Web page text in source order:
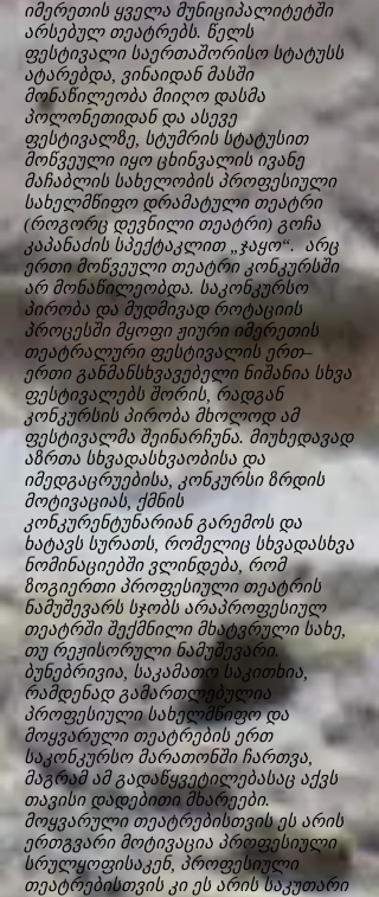
იმერეთის ყველა მუნიციპალიტეტში
არსებულ თეატრებს. წელს
ფესტივალი საერთაშორისო სტატუსს
ატარებდა, ვინაიდან მასში
მონაწილეობა მიიღო დასმა
პოლონეთიდან და ასევე
ფესტივალზე, სტუმრის სტატუსით
მოწვეული იყო ცხინვალის ივანე
მაჩაბლის სახელობის პროფესიული
სახელმწიფო დრამატული თეატრი
(როგორც დევნილი თეატრი) გოჩა
კაპანაძის სპექტაკლით „ჯაყო“. არც
ერთი მოწვეული თეატრი კონკურსში
არ მონაწილეობდა. საკონკურსო
პირობა და მუდმივად როტაციის
პროცესში მყოფი ჟიური იმერეთის
თეატრალური ფესტივალის ერთ–
ერთი განმანსხვავებელი ნიშანია სხვა
ფესტივალებს შორის, რადგან
კონკურსის პირობა მხოლოდ ამ
ფესტივალმა შეინარჩუნა. მიუხედავად
აზრთა სხვადასხვაობისა და
იმედგაცრუებისა, კონკურსი ზრდის
მოტივაციას, ქმნის
კონკურენტუნარიან გარემოს და
ხატავს სურათს, რომელიც სხვადასხვა
ნომინაციებში ვლინდება, რომ
ზოგიერთი პროფესიული თეატრის
ნამუშევარს სჯობს არაპროფესიულ
თეატრში შექმნილი მხატვრული სახე,
თუ რეჟისორული ნამუშევარი.
ბუნებრივია, საკამათო საკითხია,
რამდენად გამართლებულია
პროფესიული სახელმწიფო და
მოყვარული თეატრების ერთ
საკონკურსო მარათონში ჩართვა,
მაგრამ ამ გადაწყვეტილებასაც აქვს
თავისი დადებითი მხარეები.
მოყვარული თეატრებისთვის ეს არის
ერთგვარი მოტივაცია პროფესიული
სრულყოფისაკენ, პროფესიული
თეატრებისთვის კი ეს არის საკუთარი